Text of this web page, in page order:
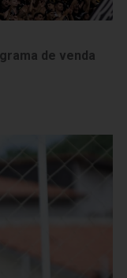
de venda